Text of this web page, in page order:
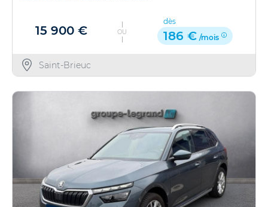
15 900 € OU
dès
186 € /mois
Saint-Brieuc